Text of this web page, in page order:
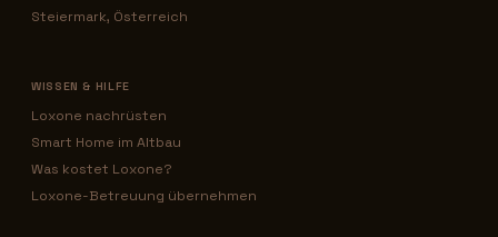
Steiermark, Österreich
WISSEN & HILFE
Loxone nachrüsten
Smart Home im Altbau
Was kostet Loxone?
Loxone-Betreuung übernehmen